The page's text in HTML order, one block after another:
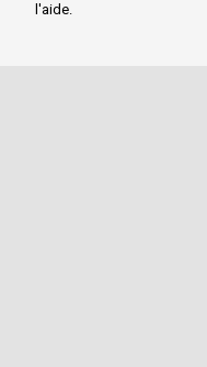
l'aide.